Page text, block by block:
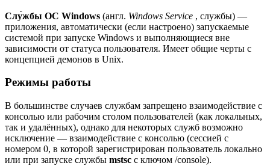
Слу́жбы ОС Windows (англ. Windows Service , службы) —
приложения, автоматически (если настроено) запускаемые
системой при запуске Windows и выполняющиеся вне
зависимости от статуса пользователя. Имеет общие черты с
концепцией демонов в Unix.
Режимы работы
В большинстве случаев службам запрещено взаимодействие с
консолью или рабочим столом пользователей (как локальных,
так и удалённых), однако для некоторых служб возможно
исключение — взаимодействие с консолью (сессией с
номером 0, в которой зарегистрирован пользователь локально
или при запуске службы mstsc с ключом /console).